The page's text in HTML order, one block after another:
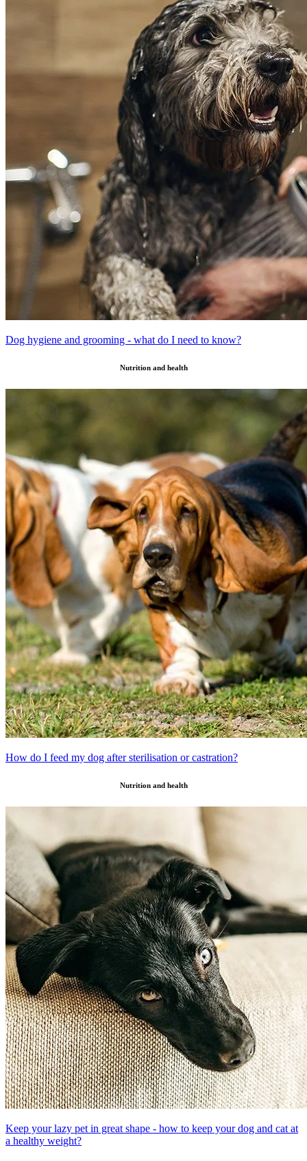
Dog hygiene and grooming - what do I need to know?
Nutrition and health
How do I feed my dog after sterilisation or castration?
Nutrition and health
Keep your lazy pet in great shape - how to keep your dog and cat at
a healthy weight?